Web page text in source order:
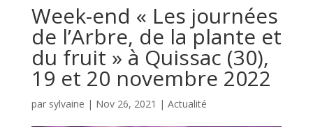
Week-end « Les journées
de l’Arbre, de la plante et
du fruit » à Quissac (30),
19 et 20 novembre 2022
par sylvaine | Nov 26, 2021 | Actualité